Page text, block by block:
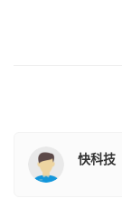
快科技